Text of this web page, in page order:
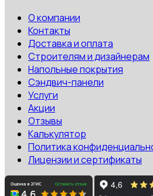
О компании
Контакты
Доставка и оплата
Строителям и дизайнерам
Напольные покрытия
Сэндвич-панели
Услуги
Акции
Отзывы
Калькулятор
Политика
Лицензии и сертификаты